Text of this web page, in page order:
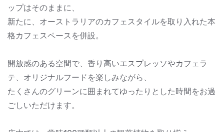
ップはそのままに、
新たに、オーストラリアのカフェスタイルを取り入れた本
格カフェスペースを併設。
開放感のある空間で、香り高いエスプレッソやカフェラ
テ、オリジナルフードを楽しみながら、
たくさんのグリーンに囲まれてゆったりとした時間をお過
ごしいただけます。